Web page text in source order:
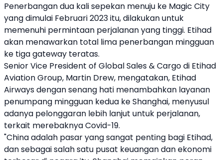
Penerbangan dua kali sepekan menuju ke Magic City
yang dimulai Februari 2023 itu, dilakukan untuk
memenuhi permintaan perjalanan yang tinggi. Etihad
akan menawarkan total lima penerbangan mingguan
ke tiga gateway teratas.
Senior Vice President of Global Sales & Cargo di Etihad
Aviation Group, Martin Drew, mengatakan, Etihad
Airwaysdengan senang hati menambahkan layanan
penumpang mingguan kedua ke Shanghai, menyusul
adanya pelonggaran lebih lanjut untuk perjalanan,
terkait merebaknya Covid-19.
"Chinaadalah pasar yang sangat penting bagi Etihad,
dan sebagai salah satu pusat keuangan dan ekonomi